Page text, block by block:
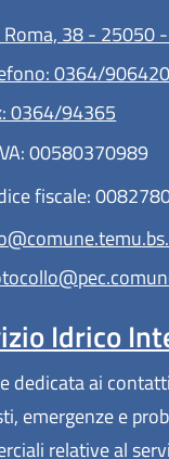
Roma, 38 - 25050 -
0364/906420
0364/94365
00580370989
fiscale:
Idrico
dedicata ai
emergenze e
relative al